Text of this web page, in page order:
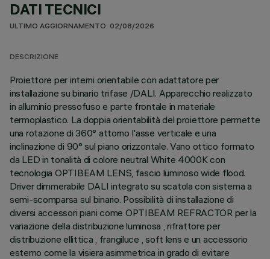
DATI TECNICI
ULTIMO AGGIORNAMENTO: 02/08/2026
DESCRIZIONE
Proiettore per interni orientabile con adattatore per
installazione su binario trifase /DALI. Apparecchio realizzato
in alluminio pressofuso e parte frontale in materiale
termoplastico. La doppia orientabilità del proiettore permette
una rotazione di 360° attorno l'asse verticale e una
inclinazione di 90° sul piano orizzontale. Vano ottico formato
da LED in tonalità di colore neutral White 4000K con
tecnologia OPTIBEAM LENS, fascio luminoso wide flood.
Driver dimmerabile DALI integrato su scatola con sistema a
semi-scomparsa sul binario. Possibilità di installazione di
diversi accessori piani come OPTIBEAM REFRACTOR per la
variazione della distribuzione luminosa , rifrattore per
distribuzione ellittica , frangiluce , soft lens e un accessorio
esterno come la visiera asimmetrica in grado di evitare